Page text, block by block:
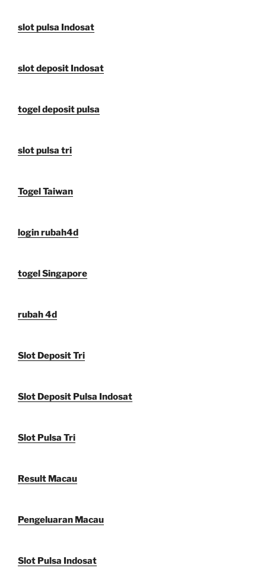
slot pulsa Indosat
slot deposit Indosat
togel deposit pulsa
slot pulsa tri
Togel Taiwan
login rubah4d
togel Singapore
rubah 4d
Slot Deposit Tri
Slot Deposit Pulsa Indosat
Slot Pulsa Tri
Result Macau
Pengeluaran Macau
Slot Pulsa Indosat